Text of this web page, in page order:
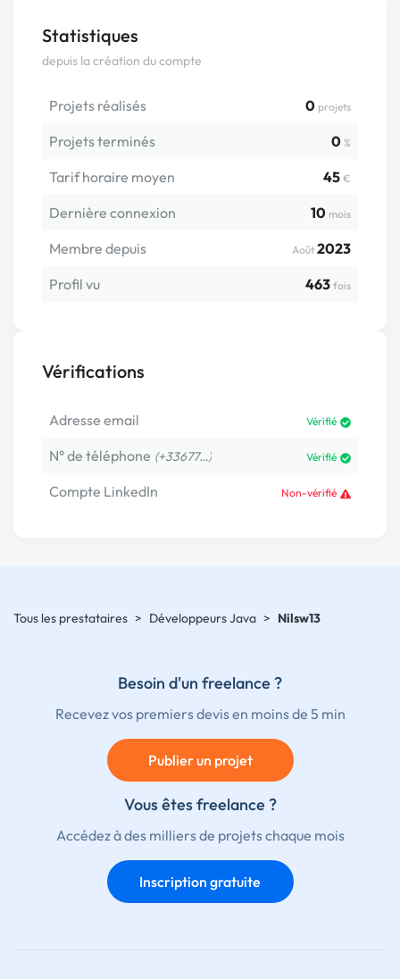
Statistiques
depuis la création du compte
Projets réalisés 0 projets
Projets terminés 0 %
Tarif horaire moyen 45 €
Dernière connexion 10 mois
Membre depuis Août 2023
Profil vu
463 fois
Vérifications
Adresse email Vérifié
N° de téléphone (+33677…) Vérifié
Compte LinkedIn Non-vérifié
Tous les prestataires > Développeurs Java > Nilsw13
Besoin d'un freelance ?
Recevez vos premiers devis en moins de 5 min
Publier un projet
Vous êtes freelance ?
Accédez à des milliers de projets chaque mois
Inscription gratuite